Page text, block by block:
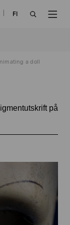
FI
a doll
på